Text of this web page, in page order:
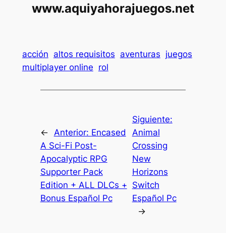
www.aquiyahorajuegos.net
acción altos requisitos aventuras juegos
multiplayer online rol
← Anterior: Encased
A Sci-Fi Post-
Apocalyptic RPG
Supporter Pack
Edition + ALL DLCs +
Bonus Español Pc
Siguiente:
Animal
Crossing
New
Horizons
Switch
Español Pc
→